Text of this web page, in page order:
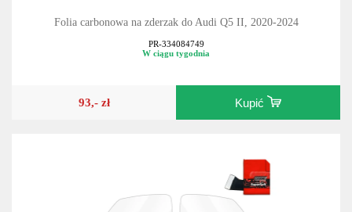
Folia carbonowa na zderzak do Audi Q5 II, 2020-2024
PR-334084749
W ciągu tygodnia
93,- zł Kupić